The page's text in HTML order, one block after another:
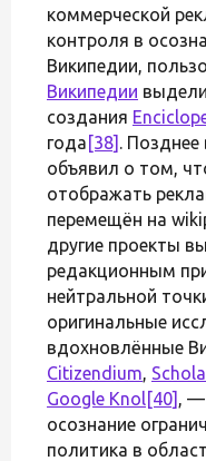
коммерческой
контроля в
Википедии,
Википедии
создания
года [38] . Позднее
объявил о том,
отображать
перемещён на
другие проекты
редакционным
нейтральной
оригинальные
вдохновлённые
Citizendium,
Google Knol[40] , —
осознание
политика в